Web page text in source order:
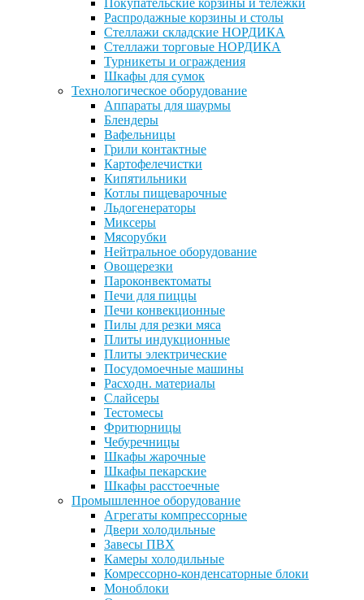
Покупательские корзины и тележки
Распродажные корзины и столы
Стеллажи складские НОРДИКА
Стеллажи торговые НОРДИКА
Турникеты и ограждения
Шкафы для сумок
Технологическое оборудование
Аппараты для шаурмы
Блендеры
Вафельницы
Грили контактные
Картофелечистки
Кипятильники
Котлы пищеварочные
Льдогенераторы
Миксеры
Мясорубки
Нейтральное оборудование
Овощерезки
Пароконвектоматы
Печи для пиццы
Печи конвекционные
Пилы для резки мяса
Плиты индукционные
Плиты электрические
Посудомоечные машины
Расходн. материалы
Слайсеры
Тестомесы
Фритюрницы
Чебуречницы
Шкафы жарочные
Шкафы пекарские
Шкафы расстоечные
Промышленное оборудование
Агрегаты компрессорные
Двери холодильные
Завесы ПВХ
Камеры холодильные
Комрессорно-конденсаторные блоки
Моноблоки